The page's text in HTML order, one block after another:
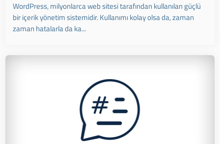
WordPress, milyonlarca web sitesi tarafından kullanılan güçlü
bir içerik yönetim sistemidir. Kullanımı kolay olsa da, zaman
zaman hatalarla da ka...